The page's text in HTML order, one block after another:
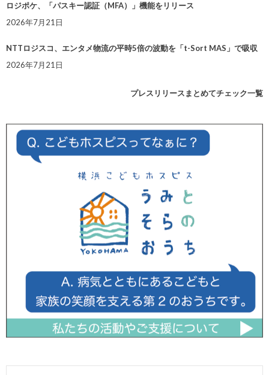
ロジポケ、「パスキー認証（MFA）」機能をリリース
2026年7月21日
NTTロジスコ、エンタメ物流の平時5倍の波動を「t-Sort MAS」で吸収
2026年7月21日
プレスリリースまとめてチェック一覧